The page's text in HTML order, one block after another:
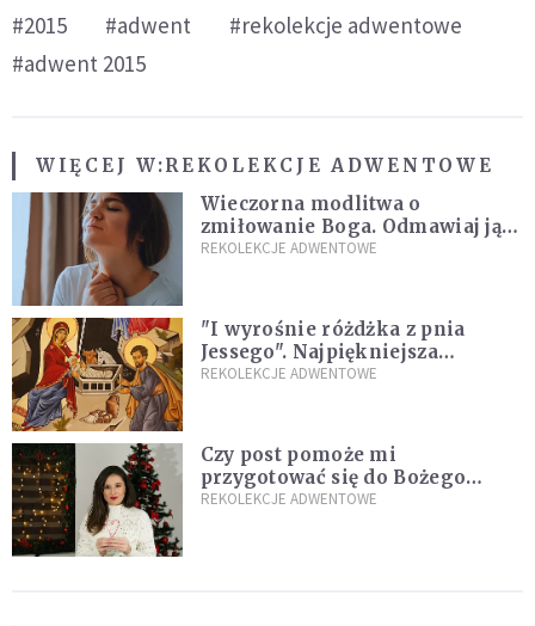
#2015 #adwent
#rekolekcje adwentowe
#adwent 2015
WIĘCEJ W:REKOLEKCJE ADWENTOWE
Wieczorna modlitwa o
zmiłowanie Boga. Odmawiaj ją,
gdy jest ci w życiu źle
REKOLEKCJE ADWENTOWE
"I wyrośnie różdżka z pnia
Jessego". Najpiękniejsza
zapowiedź Mesjasza w Piśmie
REKOLEKCJE ADWENTOWE
Czy post pomoże mi
przygotować się do Bożego
Narodzenia? Jezuita: to zależy
REKOLEKCJE ADWENTOWE